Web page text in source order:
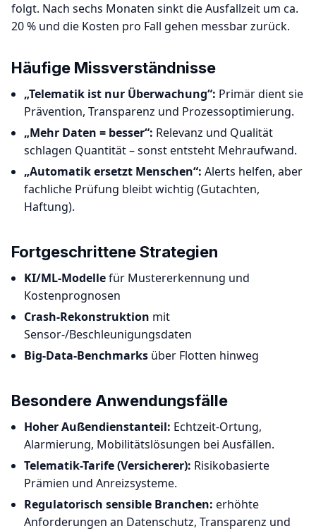
folgt. Nach sechs Monaten sinkt die Ausfallzeit um ca.
20 % und die Kosten pro Fall gehen messbar zurück.
Häufige Missverständnisse
„Telematik ist nur Überwachung“: Primär dient sie
Prävention, Transparenz und Prozessoptimierung.
„Mehr Daten = besser“: Relevanz und Qualität
schlagen Quantität – sonst entsteht Mehraufwand.
„Automatik ersetzt Menschen“: Alerts helfen, aber
fachliche Prüfung bleibt wichtig (Gutachten,
Haftung).
Fortgeschrittene Strategien
KI/ML-Modellefür Mustererkennung und
Kostenprognosen
Crash-Rekonstruktion mit
Sensor-/Beschleunigungsdaten
Big-Data-Benchmarks über Flotten hinweg
Besondere Anwendungsfälle
Hoher Außendienstanteil: Echtzeit-Ortung,
Alarmierung, Mobilitätslösungen bei Ausfällen.
Telematik-Tarife (Versicherer): Risikobasierte
Prämien und Anreizsysteme.
Regulatorisch sensible Branchen: erhöhte
Anforderungen an Datenschutz, Transparenz und